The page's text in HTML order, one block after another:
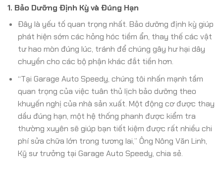
1. Bảo Dưỡng Định Kỳ và Đúng Hạn
Đây là yếu tố quan trọng nhất. Bảo dưỡng định kỳ giúp
phát hiện sớm các hỏng hóc tiềm ẩn, thay thế các vật
tư hao mòn đúng lúc, tránh để chúng gây hư hại dây
chuyền cho các bộ phận khác đắt tiền hơn.
“Tại Garage Auto Speedy, chúng tôi nhấn mạnh tầm
quan trọng của việc tuân thủ lịch bảo dưỡng theo
khuyến nghị của nhà sản xuất. Một động cơ được thay
dầu đúng hạn, một hệ thống phanh được kiểm tra
thường xuyên sẽ giúp bạn tiết kiệm được rất nhiều chi
phí sửa chữa lớn trong tương lai,” Ông Nông Văn Linh,
Kỹ sư trưởng tại Garage Auto Speedy, chia sẻ.